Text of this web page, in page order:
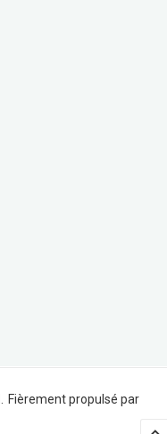
Fièrement propulsé par